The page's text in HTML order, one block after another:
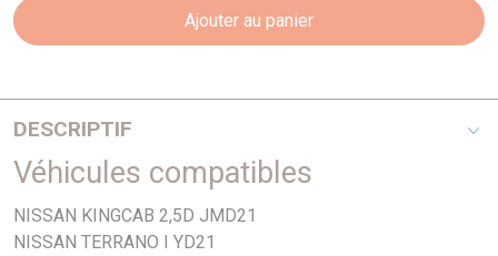
Ajouter au panier
DESCRIPTIF
A partir de 01/93 - Pas inversé - Diamètre du cône 13,5mm
Véhicules compatibles
NISSAN KINGCAB 2,5D JMD21
NISSAN TERRANO I YD21